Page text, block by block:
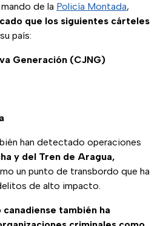
de la Policía Montada,
que los siguientes cárteles
país:
Generación (CJNG)
han detectado operaciones
y del Tren de Aragua,
un punto de transbordo que ha
de alto impacto.
también ha